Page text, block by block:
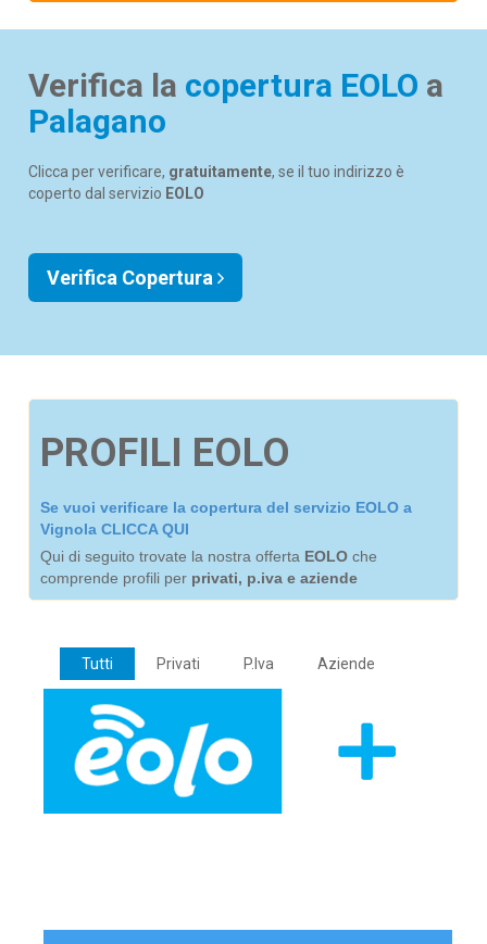
Verifica la copertura EOLO a
Palagano
Clicca per verificare, gratuitamente, se il tuo indirizzo è
coperto dal servizio EOLO
Verifica Copertura
PROFILI EOLO
Se vuoi verificare la copertura del servizio EOLO a
Vignola CLICCA QUI
Qui di seguito trovate la nostra offerta EOLO che
comprende profili per privati, p.iva e aziende
Tutti Privati P.Iva Aziende